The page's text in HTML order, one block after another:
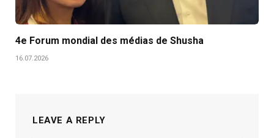
4e Forum mondial des médias de Shusha
16.07.2026
LEAVE A REPLY